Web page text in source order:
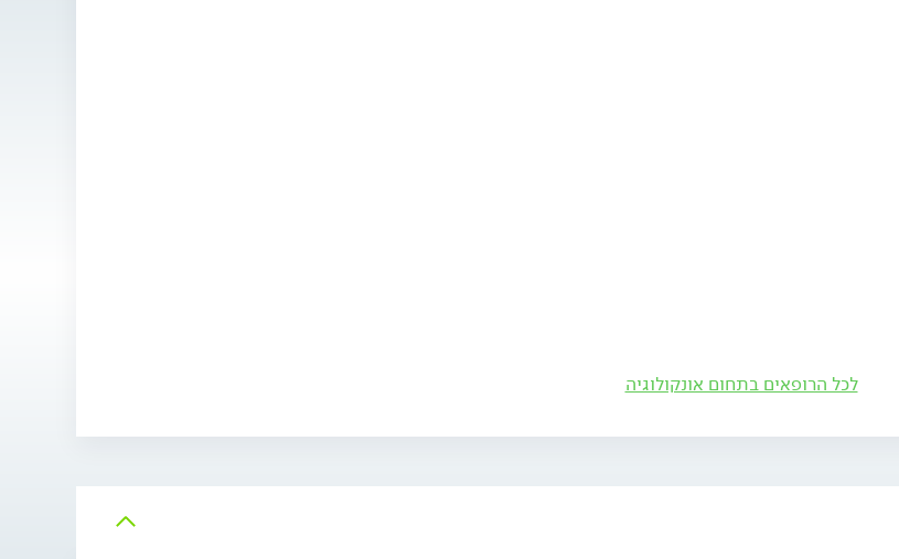
לכל הרופאים בתחום אונקולוגיה